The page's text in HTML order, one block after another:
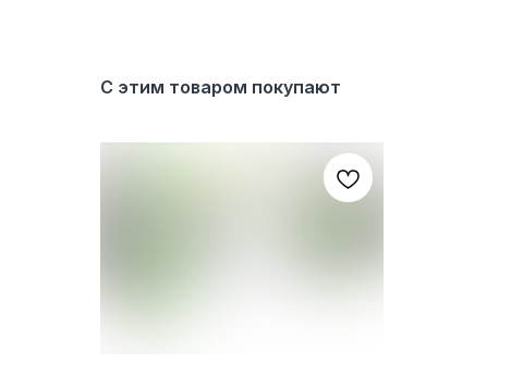
С этим товаром покупают